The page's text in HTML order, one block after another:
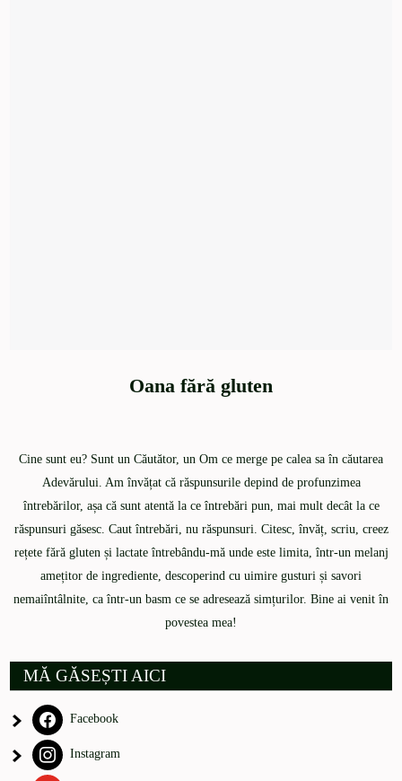
Oana fără gluten
Cine sunt eu? Sunt un Căutător, un Om ce merge pe calea sa în căutarea
Adevărului. Am învățat că răspunsurile depind de profunzimea
întrebărilor, așa că sunt atentă la ce întrebări pun, mai mult decât la ce
răspunsuri găsesc. Caut întrebări, nu răspunsuri. Citesc, învăț, scriu, creez
rețete fără gluten și lactate întrebându-mă unde este limita, într-un melanj
amețitor de ingrediente, descoperind cu uimire gusturi și savori
nemaiîntâlnite, ca într-un basm ce se adresează simțurilor. Bine ai venit în
povestea mea!
MĂ GĂSEȘTI AICI
Facebook
Instagram